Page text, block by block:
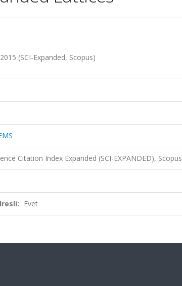
(SCI-Expanded, Scopus)
Citation Index Expanded (SCI-EXPANDED), Scopus
Evet